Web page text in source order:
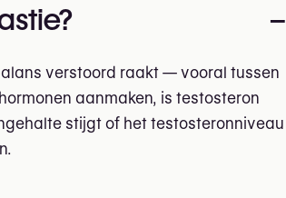
–
verstoord raakt — vooral tussen
aanmaken, is testosteron
stijgt of het testosteronniveau